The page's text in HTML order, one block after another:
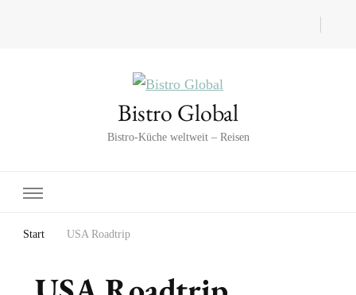
Bistro Global
Bistro-Küche weltweit – Reisen
Start USA Roadtrip